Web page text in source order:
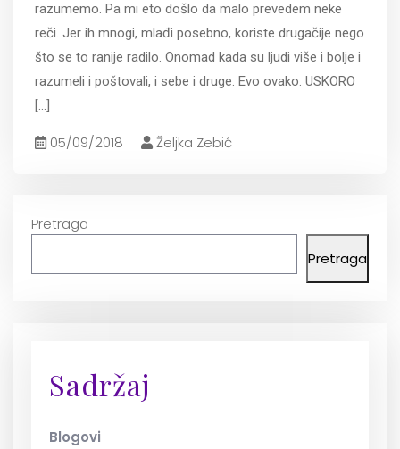
razumemo. Pa mi eto došlo da malo prevedem neke
reči. Jer ih mnogi, mlađi posebno, koriste drugačije nego
što se to ranije radilo. Onomad kada su ljudi više i bolje i
razumeli i poštovali, i sebe i druge. Evo ovako. USKORO
[...]
05/09/2018 Željka Zebić
Pretraga
Pretraga
Sadržaj
Blogovi